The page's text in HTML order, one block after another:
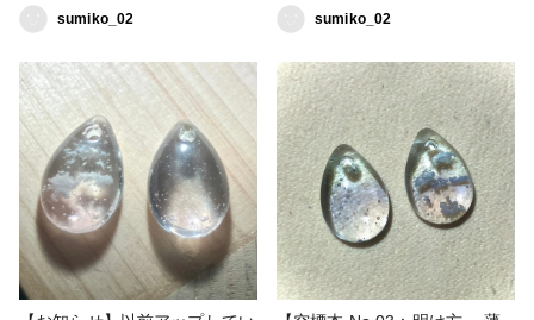
抜けるような青を、小さな雫に
閉じ込めました。日差しの下で
透かすと、本物の青空を見上げ
ているかのような眩しさが広が
ります。雲なしはピュアな透明
感を、雲ありは青空と白い雲の
コントラストを楽しめます。次
は、影が伸び始める「昼と夕方
の間」の空へ。 #sorarium #空
標本
sumiko_02
り暖かみを帯びてきた水色を、
小さな雫に閉じ込めました。基
本は薄く仕上げているので、光
に透かすと朝の瑞々しさを残し
た輝きを見せてくれます。雲な
しはクリアな透明感を、雲あり
は光に溶けていく雲の表情を楽
しめます。次は、太陽が一番高
く輝く「昼」の空へ。 再び、
お久しぶりの投稿になってしま
いごめんなさい！🙇‍♀️💦二回も
遅くなってしまったので、これ
を機にたくさん撮り溜めをした
sumiko_02